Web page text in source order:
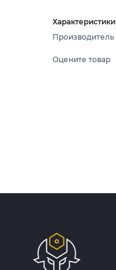
Характеристики
Производитель
Оцените товар